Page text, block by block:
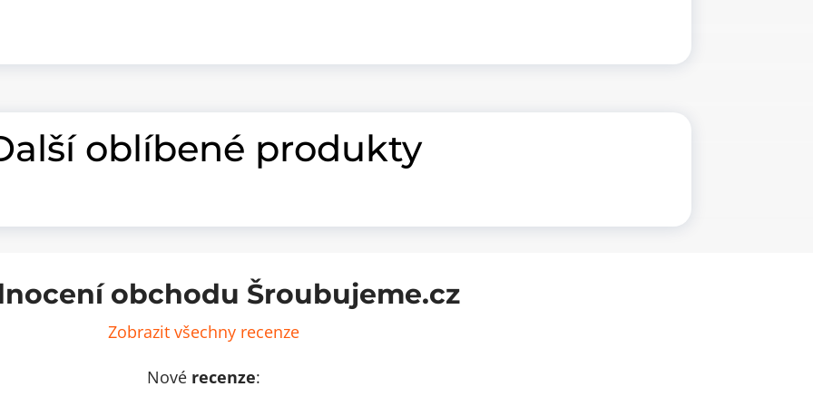
oblíbené produkty
obchodu Šroubujeme.cz
Zobrazit všechny recenze
Nové recenze: